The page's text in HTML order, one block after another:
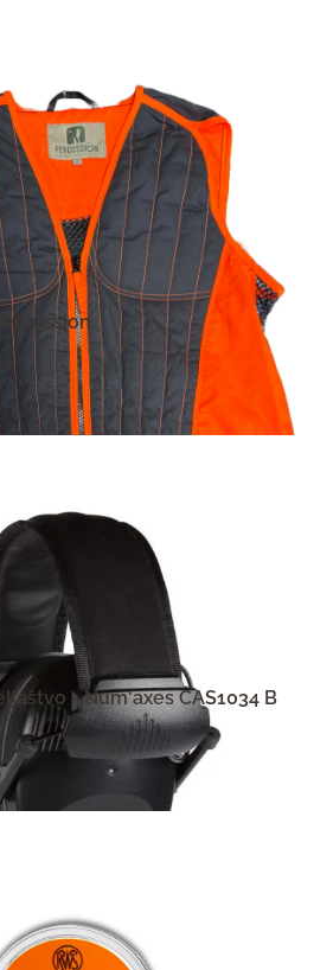
- Num'axes CAS1034 B